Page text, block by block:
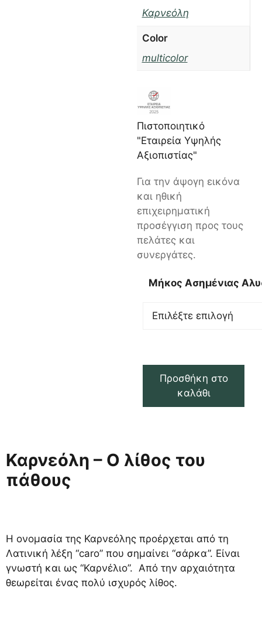
Καρνεόλη
Color
multicolor
Πιστοποιητικό
"Εταιρεία Υψηλής
Αξιοπιστίας"
Για την άψογη εικόνα
και ηθική
επιχειρηματική
προσέγγιση προς τους
πελάτες και
συνεργάτες.
Μήκος Ασημένιας
Προσθήκη στο
καλάθι
Καρνεόλη – Ο λίθος του
πάθους
Η ονομασία της Καρνεόλης προέρχεται από τη
Λατινική λέξη “caro” που σημαίνει “σάρκα”. Είναι
γνωστή και ως “Καρνέλιο”. Από την αρχαιότητα
θεωρείται ένας πολύ ισχυρός λίθος.